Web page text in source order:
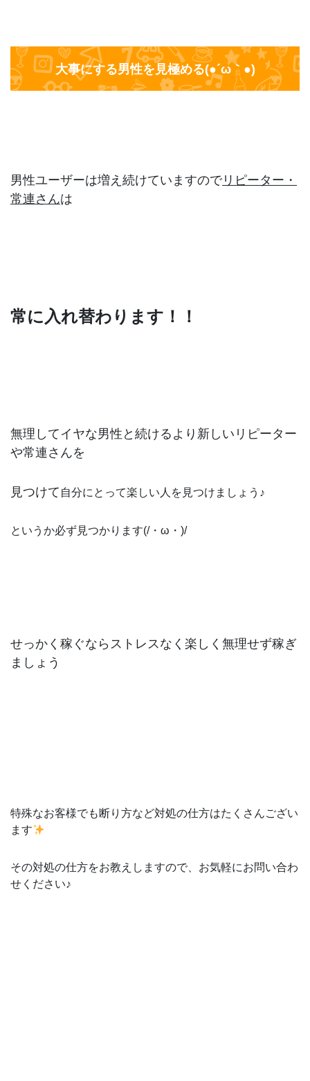
大事にする男性を見極める(●´ω｀●)
男性ユーザーは増え続けていますのでリピーター・
常連さんは
常に入れ替わります！！
無理してイヤな男性と続けるより新しいリピーター
や常連さんを
見つけて 自分にとって楽しい人を見つけましょう♪
というか必ず見つかります(/・ω・)/
せっかく稼ぐならストレスなく楽しく無理せず稼ぎ
ましょう
特殊なお客様でも断り方など対処の仕方はたくさんござい
ます
その対処の仕方をお教えしますので、お気軽にお問い合わ
せください♪